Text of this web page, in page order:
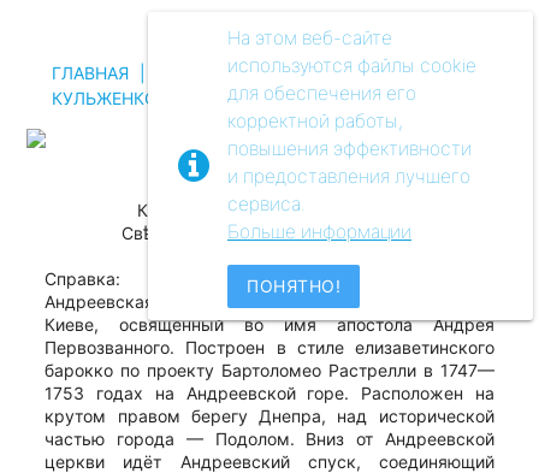
На этом веб-сайте
используются файлы cookie
для обеспечения его
корректной работы,
повышения эффективности
и предоставления лучшего
сервиса.
Больше информации
ПОНЯТНО!
Меню
ГЛАВНАЯ | ВИДЫ КIЕВА. С.В.
КУЛЬЖЕНКО. II
Кiевъ. — Андреевская церковь.
Свѣтопечать С.В. Кульженко. Кiевъ.
Справка:
Андреевская церковь — православный храм в
Киеве, освящённый во имя апостола Андрея
Первозванного. Построен в стиле елизаветинского
барокко по проекту Бартоломео Растрелли в 1747—
1753 годах на Андреевской горе. Расположен на
крутом правом берегу Днепра, над исторической
частью города — Подолом. Вниз от Андреевской
церкви идёт Андреевский спуск, соединяющий